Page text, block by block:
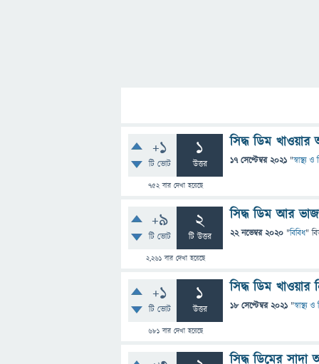
+1
টি ভোট
1
উত্তর
752বার দেখা হয়েছে
সিদ্ধ ডিম
17 সেপ্টেম্বর 2021 "স্বাস্থ্য
+9
টি ভোট
2
টি উত্তর
2,261 বার দেখা হয়েছে
সিদ্ধ ডিম আর
22 নভেম্বর 2020 "বিবিধ"
+1
টি ভোট
1
উত্তর
681 বার দেখা হয়েছে
সিদ্ধ ডিম খাওয়ার
18 সেপ্টেম্বর 2021 "স্বাস্থ্য
সিদ্ধ ডিমের